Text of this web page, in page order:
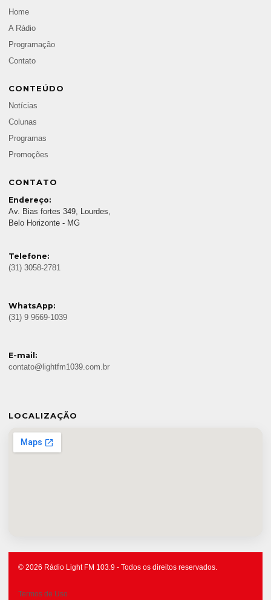
Home
A Rádio
Programação
Contato
CONTEÚDO
Notícias
Colunas
Programas
Promoções
CONTATO
Endereço:
Av. Bias fortes 349, Lourdes,
Belo Horizonte - MG
Telefone:
(31) 3058-2781
WhatsApp:
(31) 9 9669-1039
E-mail:
contato@lightfm1039.com.br
LOCALIZAÇÃO
© 2026 Rádio Light FM 103.9 - Todos os direitos reservados.
Termos de Uso